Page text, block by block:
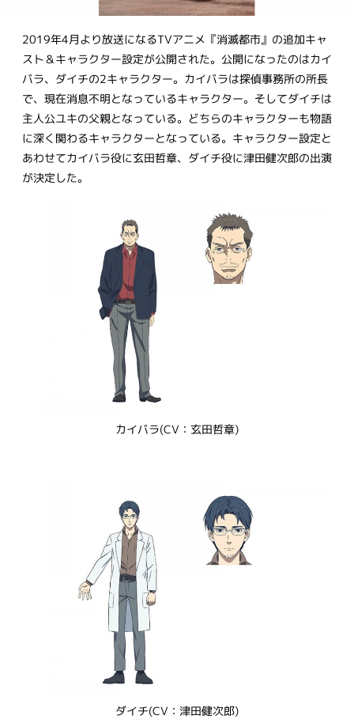
2019年4月より放送になるTVアニメ『消滅都市』の追加キャ
スト＆キャラクター設定が公開された。公開になったのはカイ
バラ、ダイチの2キャラクター。カイバラは探偵事務所の所長
で、現在消息不明となっているキャラクター。そしてダイチは
主人公ユキの父親となっている。どちらのキャラクターも物語
に深く関わるキャラクターとなっている。キャラクター設定と
あわせてカイバラ役に玄田哲章、ダイチ役に津田健次郎の出演
が決定した。
カイバラ(CV：玄田哲章)
ダイチ(CV：津田健次郎)